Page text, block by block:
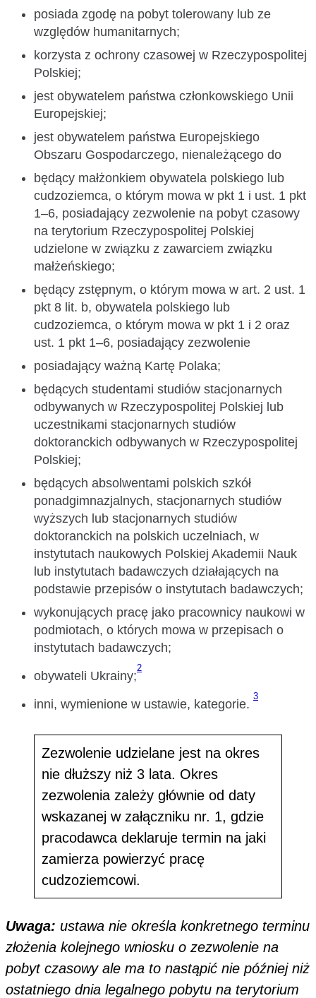
posiada zgodę na pobyt tolerowany lub ze
względów humanitarnych;
korzysta z ochrony czasowej w Rzeczypospolitej
Polskiej;
jest obywatelem państwa członkowskiego Unii
Europejskiej;
jest obywatelem państwa Europejskiego
Obszaru Gospodarczego, nienależącego do
będący małżonkiem obywatela polskiego lub
cudzoziemca, o którym mowa w pkt 1 i ust. 1 pkt
1–6, posiadający zezwolenie na pobyt czasowy
na terytorium Rzeczypospolitej Polskiej
udzielone w związku z zawarciem związku
małżeńskiego;
będący zstępnym, o którym mowa w art. 2 ust. 1
pkt 8 lit. b, obywatela polskiego lub
cudzoziemca, o którym mowa w pkt 1 i 2 oraz
ust. 1 pkt 1–6, posiadający zezwolenie
posiadający ważną Kartę Polaka;
będących studentami studiów stacjonarnych
odbywanych w Rzeczypospolitej Polskiej lub
uczestnikami stacjonarnych studiów
doktoranckich odbywanych w Rzeczypospolitej
Polskiej;
będących absolwentami polskich szkół
ponadgimnazjalnych, stacjonarnych studiów
wyższych lub stacjonarnych studiów
doktoranckich na polskich uczelniach, w
instytutach naukowych Polskiej Akademii Nauk
lub instytutach badawczych działających na
podstawie przepisów o instytutach badawczych;
wykonujących pracę jako pracownicy naukowi w
podmiotach, o których mowa w przepisach o
instytutach badawczych;
obywateli Ukrainy;
2
inni, wymienione w ustawie, kategorie.
3
Zezwolenie udzielane jest na okres
nie dłuższy niż 3 lata. Okres
zezwolenia zależy głównie od daty
wskazanej w załączniku nr. 1, gdzie
pracodawca deklaruje termin na jaki
zamierza powierzyć pracę
cudzoziemcowi.
Uwaga: ustawa nie określa konkretnego terminu
złożenia kolejnego wniosku o zezwolenie na
pobyt czasowy ale ma to nastąpić nie później niż
ostatniego dnia legalnego pobytu na terytorium